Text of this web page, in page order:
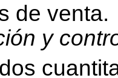
de venta.
y